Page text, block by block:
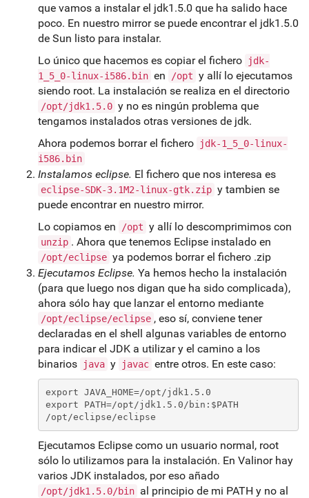
que vamos a instalar el jdk1.5.0 que ha salido hace
poco. En nuestro mirror se puede encontrar el jdk1.5.0
de Sun listo para instalar.
Lo único que hacemos es copiar el fichero
jdk-
1_5_0-linux-i586.bin en /opt y allí lo ejecutamos
siendo root. La instalación se realiza en el directorio
/opt/jdk1.5.0 y no es ningún problema que
tengamos instalados otras versiones de jdk.
Ahora podemos borrar el fichero
jdk-1_5_0-linux-
i586.bin
Instalamos eclipse. El fichero que nos interesa es
eclipse-SDK-3.1M2-linux-gtk.zip y tambien se
puede encontrar en nuestro mirror.
Lo copiamos en
/opt y allí lo descomprimimos con
unzip . Ahora que tenemos Eclipse instalado en
/opt/eclipse ya podemos borrar el fichero .zip
Ejecutamos Eclipse. Ya hemos hecho la instalación
(para que luego nos digan que ha sido complicada),
ahora sólo hay que lanzar el entorno mediante
/opt/eclipse/eclipse , eso sí, conviene tener
declaradas en el shell algunas variables de entorno
para indicar el JDK a utilizar y el camino a los
binarios
java y javac entre otros. En este caso:
export JAVA_HOME=/opt/jdk1.5.0
export PATH=/opt/jdk1.5.0/bin:$PATH
/opt/eclipse/eclipse
Ejecutamos Eclipse como un usuario normal, root
sólo lo utilizamos para la instalación. En Valinor hay
varios JDK instalados, por eso añado
/opt/jdk1.5.0/bin al principio de mi PATH y no al